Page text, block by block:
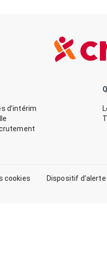
d’intérim
cookies Dispositif